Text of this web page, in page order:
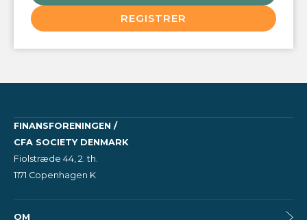
REGISTRER
FINANSFORENINGEN /
CFA SOCIETY DENMARK
Fiolstræde 44, 2. th.
1171 Copenhagen K
OM